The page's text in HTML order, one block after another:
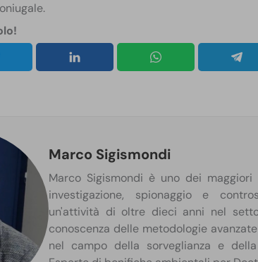
Marco Sigismondi
Marco Sigismondi è uno dei
investigazione, spionaggio e
un'attività di oltre dieci anni nel
conoscenza delle metodologie
nel campo della sorveglianza e